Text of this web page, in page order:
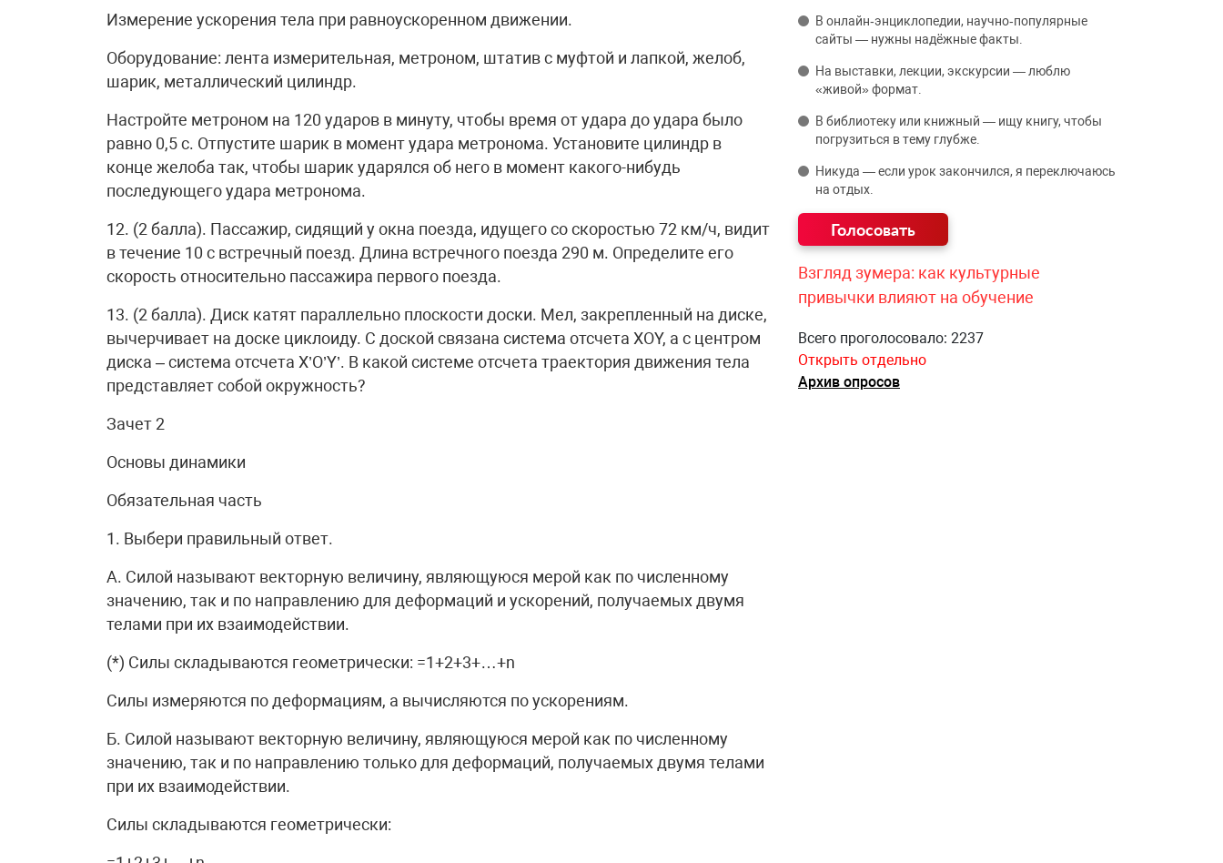
Измерение ускорения тела при равноускоренном движении.
Оборудование: лента измерительная, метроном, штатив с муфтой и лапкой, желоб,
шарик, металлический цилиндр.
Настройте метроном на 120 ударов в минуту, чтобы время от удара до удара было
равно 0,5 с. Отпустите шарик в момент удара метронома. Установите цилиндр в
конце желоба так, чтобы шарик ударялся об него в момент какого-нибудь
последующего удара метронома.
12. (2 балла). Пассажир, сидящий у окна поезда, идущего со скоростью 72 км/ч, видит
в течение 10 с встречный поезд. Длина встречного поезда 290 м. Определите его
скорость относительно пассажира первого поезда.
13. (2 балла). Диск катят параллельно плоскости доски. Мел, закрепленный на диске,
вычерчивает на доске циклоиду. С доской связана система отсчета ХОY, а с центром
диска – система отсчета Х’О’Y’. В какой системе отсчета траектория движения тела
представляет собой окружность?
Зачет 2
Основы динамики
Обязательная часть
1. Выбери правильный ответ.
А. Силой называют векторную величину, являющуюся мерой как по численному
значению, так и по направлению для деформаций и ускорений, получаемых двумя
телами при их взаимодействии.
(*) Силы складываются геометрически: =1+2+3+…+n
Силы измеряются по деформациям, а вычисляются по ускорениям.
Б. Силой называют векторную величину, являющуюся мерой как по численному
значению, так и по направлению только для деформаций, получаемых двумя телами
при их взаимодействии.
Силы складываются геометрически:
В онлайн‑энциклопедии, научно‑популярные
сайты — нужны надёжные факты.
На выставки, лекции, экскурсии — люблю
«живой» формат.
В библиотеку или книжный — ищу книгу, чтобы
погрузиться в тему глубже.
Никуда — если урок закончился, я переключаюсь
на отдых.
Взгляд зумера: как культурные
привычки влияют на обучение
Всего проголосовало: 2237
Открыть отдельно
Архив опросов